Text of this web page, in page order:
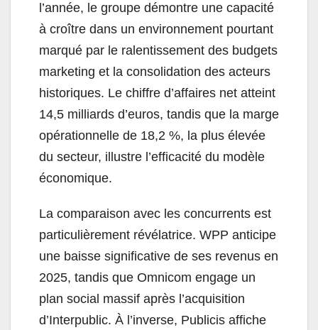
l’année, le groupe démontre une capacité
à croître dans un environnement pourtant
marqué par le ralentissement des budgets
marketing et la consolidation des acteurs
historiques. Le chiffre d’affaires net atteint
14,5 milliards d’euros, tandis que la marge
opérationnelle de 18,2 %, la plus élevée
du secteur, illustre l’efficacité du modèle
économique.
La comparaison avec les concurrents est
particulièrement révélatrice. WPP anticipe
une baisse significative de ses revenus en
2025, tandis que Omnicom engage un
plan social massif après l’acquisition
d’Interpublic. À l’inverse, Publicis affiche